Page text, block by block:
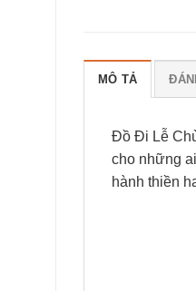
MÔ TẢ
Đồ Đi Lễ
cho những
hành thiền